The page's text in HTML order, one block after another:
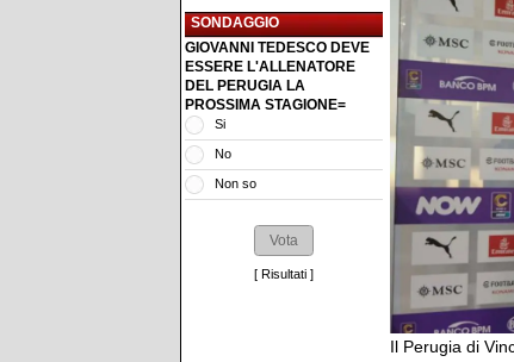
SONDAGGIO
GIOVANNI TEDESCO DEVE
ESSERE L'ALLENATORE
DEL PERUGIA LA
PROSSIMA STAGIONE=
Si
No
Non so
[ Risultati ]
Il Perugia di